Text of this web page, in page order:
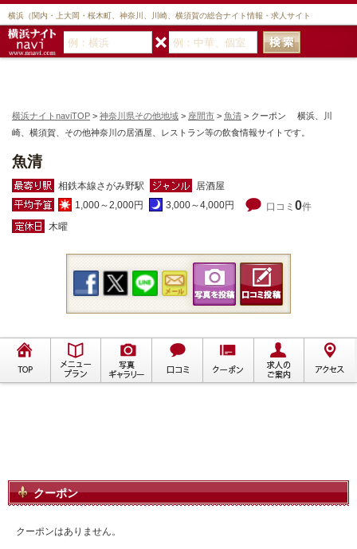
横浜（関内・上大岡・桜木町、神奈川、川崎、横須賀の総合ナイト情報・求人サイト
横浜ナイトnaviTOP > 神奈川県その他地域 > 座間市 > 魚清 > クーポン 横浜、川
崎、横須賀、その他神奈川の居酒屋、レストラン等の飲食情報サイトです。
魚清
相鉄本線さがみ野駅
居酒屋
1,000～2,000円
3,000～4,000円 口コミ 0件
木曜
クーポン
クーポンはありません。